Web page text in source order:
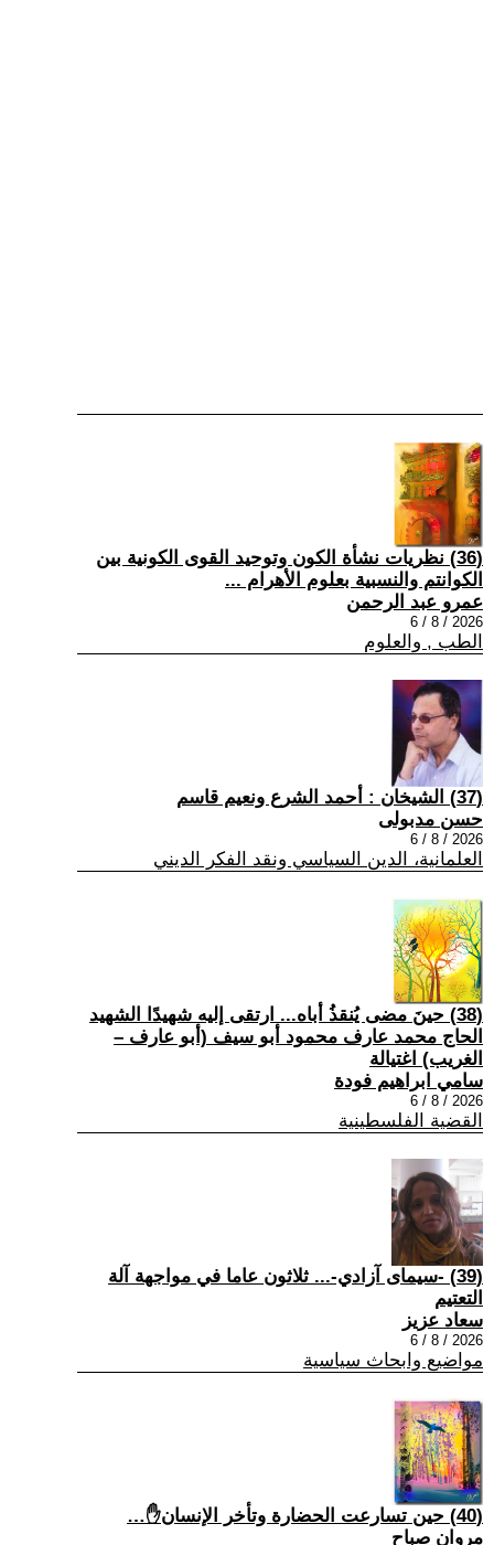
(36) نظريات نشأة الكون وتوحيد القوى الكونية بين
الكوانتم والنسبية بعلوم الأهرام ...
عمرو عبد الرحمن
2026 / 8 / 6
الطب , والعلوم
(37) الشيخان : أحمد الشرع ونعيم قاسم
حسن مدبولى
2026 / 8 / 6
العلمانية، الدين السياسي ونقد الفكر الديني
(38) حينَ مضى يُنقذُ أباه... ارتقى إليه شهيدًا الشهيد
الحاج محمد عارف محمود أبو سيف (أبو عارف –
الغريب) اغتيالة
سامي ابراهيم فودة
2026 / 8 / 6
القضية الفلسطينية
(39) -سيمای آزادي-... ثلاثون عاما في مواجهة آلة
التعتيم
سعاد عزيز
2026 / 8 / 6
مواضيع وابحاث سياسية
(40) حين تسارعت الحضارة وتأخر الإنسان✋…
مروان صباح